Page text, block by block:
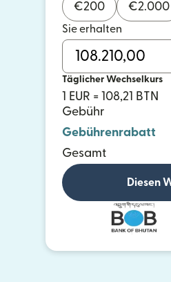
€200 €2.000
Sie erhalten
Täglicher Wechselkurs
1 EUR = 108,21 BTN
Gebühr
Gebührenrabatt
Gesamt
Diesen